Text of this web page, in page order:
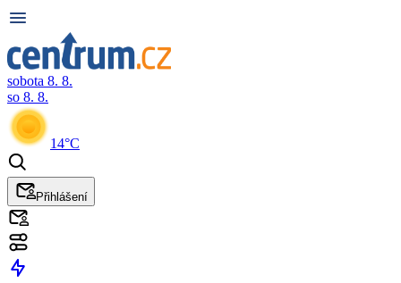
sobota 8. 8.
so 8. 8.
14°C
Přihlášení